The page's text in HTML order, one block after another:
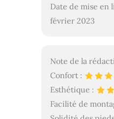
Date de mise en
février 2023
Note de la
Confort :
Esthétique :
Facilité de